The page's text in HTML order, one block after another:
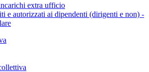
extra ufficio
e autorizzati ai dipendenti (dirigenti e non) -